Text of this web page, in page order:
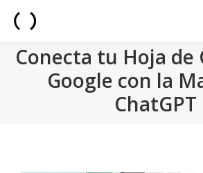
Conecta tu Hoja de
Google con la
ChatGPT